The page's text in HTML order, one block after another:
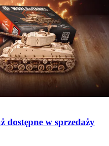
dostępne w sprzedaży